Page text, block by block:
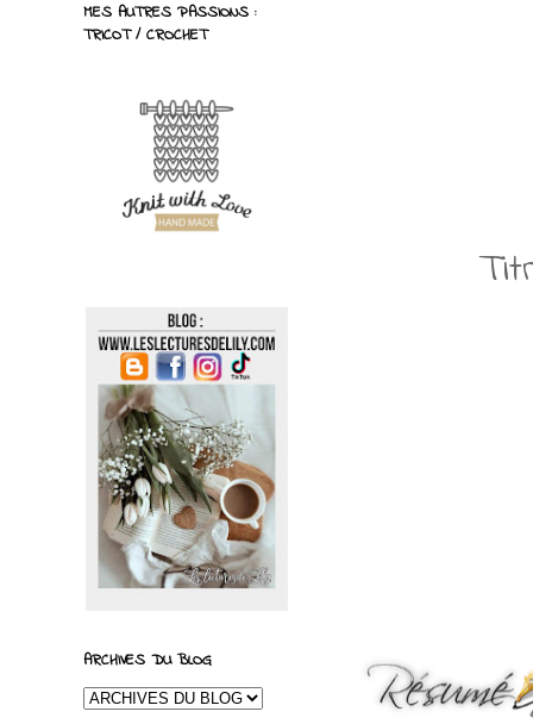
MES AUTRES PASSIONS :
TRICOT / CROCHET
ARCHIVES DU BLOG